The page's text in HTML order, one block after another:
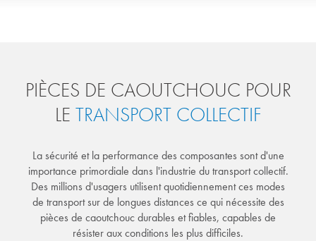
PIÈCES DE CAOUTCHOUC POUR
LE TRANSPORT COLLECTIF
La sécurité et la performance des composantes sont d'une
importance primordiale dans l'industrie du transport collectif.
Des millions d'usagers utilisent quotidiennement ces modes
de transport sur de longues distances ce qui nécessite des
pièces de caoutchouc durables et fiables, capables de
résister aux conditions les plus difficiles.